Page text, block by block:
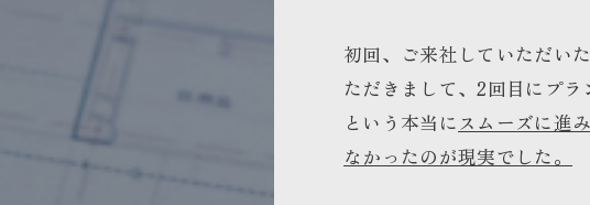
初回、ご来社していただい
ただきまして、2回目にプ
という本当にスムーズに進
なかったのが現実でした。